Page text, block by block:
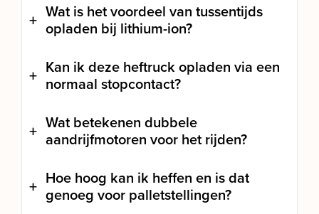
Wat is het voordeel van tussentijds
opladen bij lithium-ion?
Kan ik deze heftruck opladen via een
normaal stopcontact?
Wat betekenen dubbele
aandrijfmotoren voor het rijden?
Hoe hoog kan ik heffen en is dat
genoeg voor palletstellingen?